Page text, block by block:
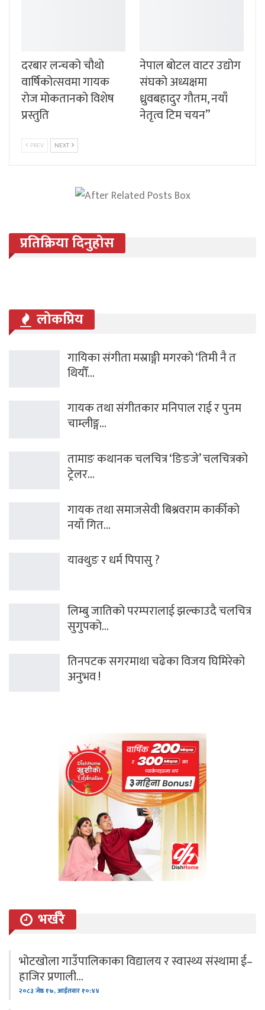
दरबार लन्चको चौथो
वार्षिकोत्सवमा गायक
रोज मोकतानको विशेष
प्रस्तुति
नेपाल बोटल वाटर उद्योग
संघको अध्यक्षमा
ध्रुवबहादुर गौतम, नयाँ
नेतृत्व टिम चयन”
PREV NEXT
प्रतिक्रिया दिनुहोस
लोकप्रिय
गायिका संगीता मस्राङ्गी मगरको ‘तिमी नै त
थियौँ…
गायक तथा संगीतकार मनिपाल राई र पुनम
चाम्लीङ्ग…
तामाङ कथानक चलचित्र ‘ङिङजे’ चलचित्रको
ट्रेलर…
गायक तथा समाजसेवी बिश्नवराम कार्कीको
नयाँ गित…
याक्थुङ र धर्म पिपासु ?
लिम्बु जातिको परम्परालाई झल्काउदै चलचित्र
सुगुपको…
तिनपटक सगरमाथा चढेका विजय घिमिरेको
अनुभव !
भर्खरै
भोटखोला गाउँपालिकाका विद्यालय र स्वास्थ्य संस्थामा ई–
हाजिर प्रणाली…
२०८३ जेष्ठ १७, आईतवार १०:४४